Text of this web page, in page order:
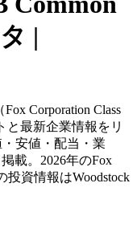
|
Corporation Class
と最新企業情報をリ
安値・配当・業
載。2026年のFox
投資情報はWoodstock